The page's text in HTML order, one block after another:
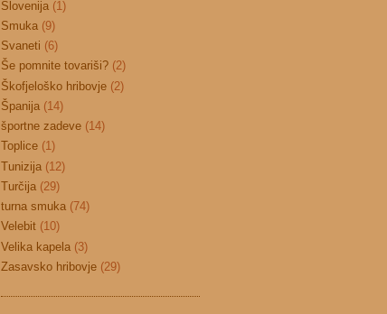
Slovenija (1)
Smuka (9)
Svaneti (6)
Še pomnite tovariši? (2)
Škofjeloško hribovje (2)
Španija (14)
športne zadeve (14)
Toplice (1)
Tunizija (12)
Turčija (29)
turna smuka (74)
Velebit (10)
Velika kapela (3)
Zasavsko hribovje (29)